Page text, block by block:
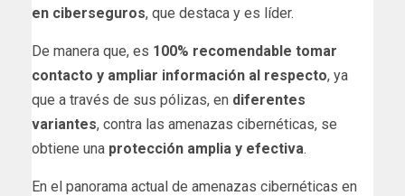
en ciberseguros, que destaca y es líder.
De manera que, es 100% recomendable tomar
contacto y ampliar información al respecto, ya
que a través de sus pólizas, en diferentes
variantes, contra las amenazas cibernéticas, se
obtiene una protección amplia y efectiva.
En el panorama actual de amenazas cibernéticas en